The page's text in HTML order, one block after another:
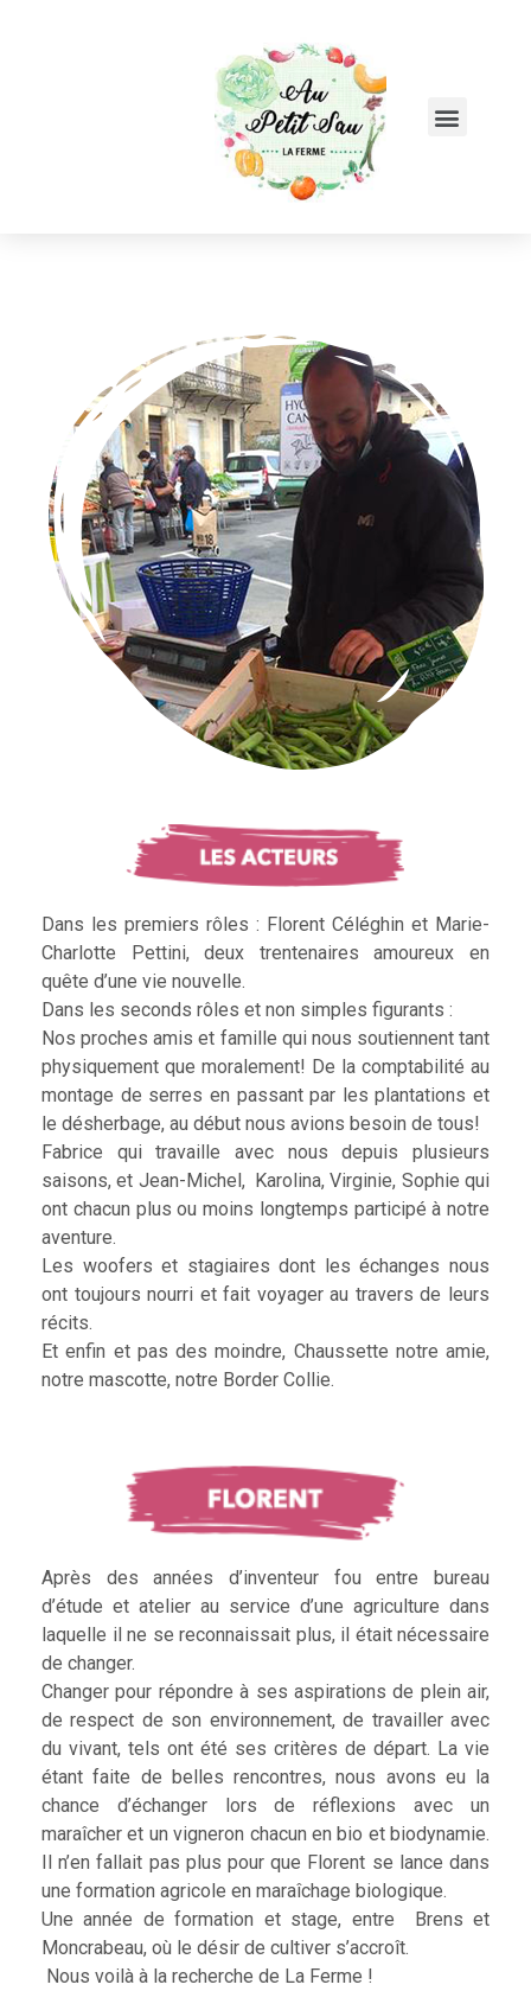
Dans les premiers rôles : Florent Céléghin et Marie-
Charlotte Pettini, deux trentenaires amoureux en
quête d’une vie nouvelle.
Dans les seconds rôles et non simples figurants :
Nos proches amis et famille qui nous soutiennent tant
physiquement que moralement! De la comptabilité au
montage de serres en passant par les plantations et
le désherbage, au début nous avions besoin de tous!
Fabrice qui travaille avec nous depuis plusieurs
saisons, et Jean-Michel, Karolina, Virginie, Sophie qui
ont chacun plus ou moins longtemps participé à notre
aventure.
Les woofers et stagiaires dont les échanges nous
ont toujours nourri et fait voyager au travers de leurs
récits.
Et enfin et pas des moindre, Chaussette notre amie,
notre mascotte, notre Border Collie.
Après des années d’inventeur fou entre bureau
d’étude et atelier au service d’une agriculture dans
laquelle il ne se reconnaissait plus, il était nécessaire
de changer.
Changer pour répondre à ses aspirations de plein air,
de respect de son environnement, de travailler avec
du vivant, tels ont été ses critères de départ. La vie
étant faite de belles rencontres, nous avons eu la
chance d’échanger lors de réflexions avec un
maraîcher et un vigneron chacun en bio et biodynamie.
Il n’en fallait pas plus pour que Florent se lance dans
une formation agricole en maraîchage biologique.
Une année de formation et stage, entre Brens et
Moncrabeau, où le désir de cultiver s’accroît.
Nous voilà à la recherche de La Ferme !